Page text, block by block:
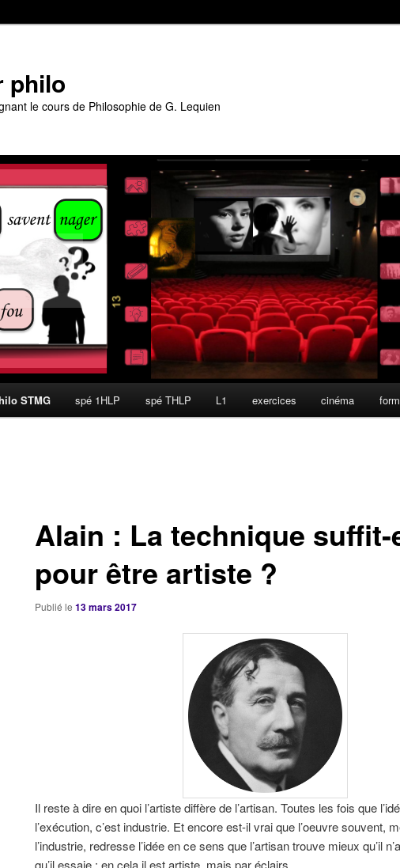
philo
le cours de Philosophie de G. Lequien
STMG spé 1HLP spé THLP L1 exercices cinéma
Alain : La technique suffit-
pour être artiste ?
Publié le 13 mars 2017
Il reste à dire en quoi l’artiste diffère de l’artisan. Toutes les fois que
l’exécution, c’est industrie. Et encore est-il vrai que l’oeuvre souvent,
l’industrie, redresse l’idée en ce sens que l’artisan trouve mieux qu’il
qu’il essaie ; en cela il est artiste, mais par éclairs.